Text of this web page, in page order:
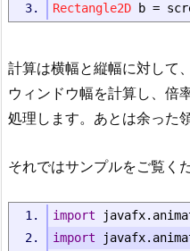
Rectangle2D b =
計算は横幅と縦幅に対して
ウィンドウ幅を計算し、倍
処理します。あとは余った
それではサンプルをご覧く
import javafx.
import javafx.